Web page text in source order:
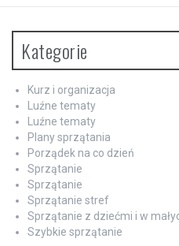
Kategorie
Kurz i organizacja
Luźne tematy
Luźne tematy
Plany sprzątania
Porządek na co dzień
Sprzątanie
Sprzątanie
Sprzątanie stref
Sprzątanie z dziećmi i w
Szybkie sprzątanie